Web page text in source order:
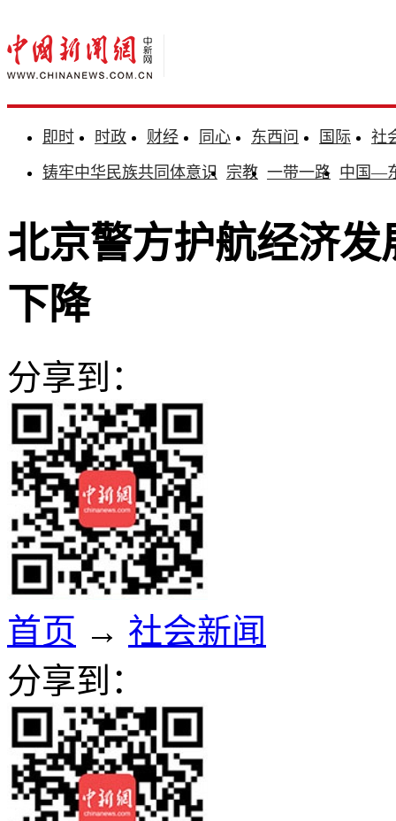
即时 时政 财经 同心 东西问 国际
社
铸牢中华民族共同体意识 宗教 一带一路 中国—
北京警方护航经济
下降
分享到：
首页 → 社会新闻
分享到：